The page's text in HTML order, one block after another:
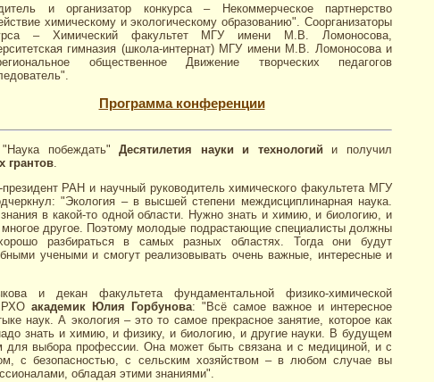
и организатор конкурса – Некоммерческое партнерство
химическому и экологическому образованию". Соорганизаторы
– Химический факультет МГУ имени М.В. Ломоносова,
гимназия (школа-интернат) МГУ имени М.В. Ломоносова и
общественное Движение творческих педагогов
Программа конференции
"Наука побеждать"Десятилетия науки и технологий и получил
грантов.
президент РАН и научный руководитель химического факультета МГУ
"Экология – в высшей степени междисциплинарная наука.
в какой-то одной области. Нужно знать и химию, и биологию, и
другое. Поэтому молодые подрастающие специалисты должны
разбираться в самых разных областях. Тогда они будут
учеными и смогут реализовывать очень важные, интересные и
и декан факультета фундаментальной физико-химической
РХО академик Юлия Горбунова: "Всё самое важное и интересное
наук. А экология – это то самое прекрасное занятие, которое как
знать и химию, и физику, и биологию, и другие науки. В будущем
для выбора профессии. Она может быть связана и с медициной, и с
с безопасностью, с сельским хозяйством – в любом случае вы
обладая этими знаниями".